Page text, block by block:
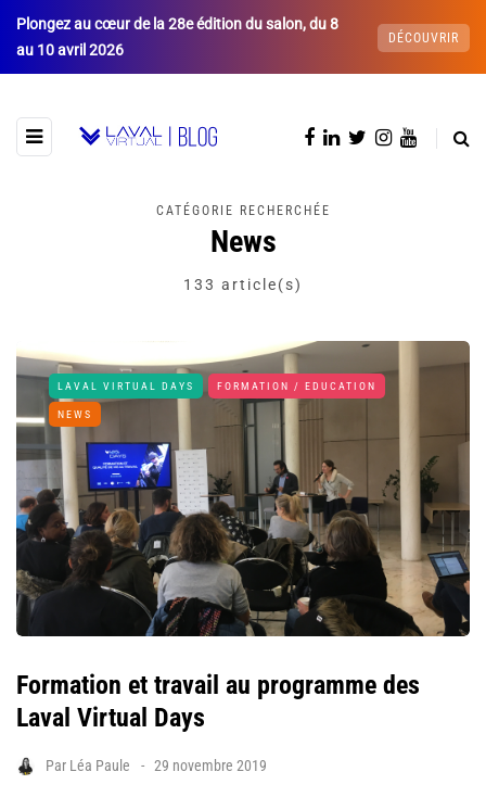
Plongez au cœur de la 28e édition du salon, du 8
au 10 avril 2026
DÉCOUVRIR
CATÉGORIE RECHERCHÉE
News
133 article(s)
LAVAL VIRTUAL DAYS FORMATION / EDUCATION
NEWS
Formation et travail au programme des
Laval Virtual Days
Par Léa Paule 29 novembre 2019